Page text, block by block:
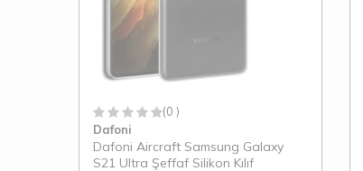
(0 )
Dafoni
Dafoni Aircraft Samsung Galaxy
S21 Ultra Şeffaf Silikon Kılıf